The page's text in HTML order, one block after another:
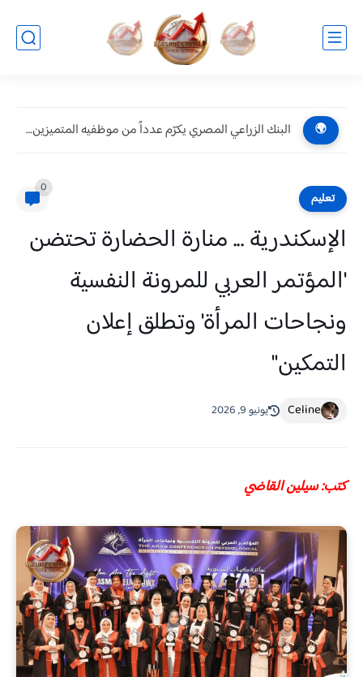
🌍 البنك الزراعي المصري يكرّم عدداً من موظفيه المتميزين لتحقيق ارقام...
تعليم
0
الإسكندرية ... منارة الحضارة تحتضن
'المؤتمر العربي للمرونة النفسية
ونجاحات المرأة' وتطلق إعلان
التمكين"
Celine يونيو 9, 2026
كتب: سيلين القاضي